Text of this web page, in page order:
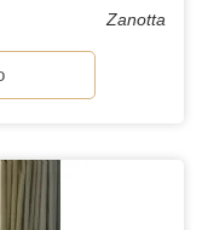
Zanotta